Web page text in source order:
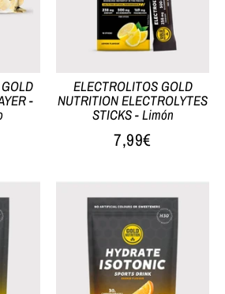
-
ELECTROLITOS GOLD
NUTRITION ELECTROLYTES
STICKS - Limón
7,99€